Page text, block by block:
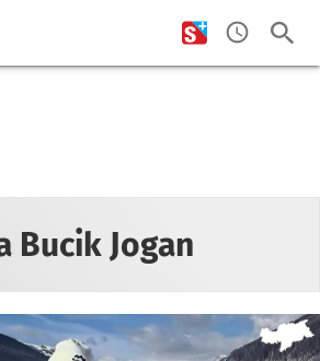
Bucik Jogan